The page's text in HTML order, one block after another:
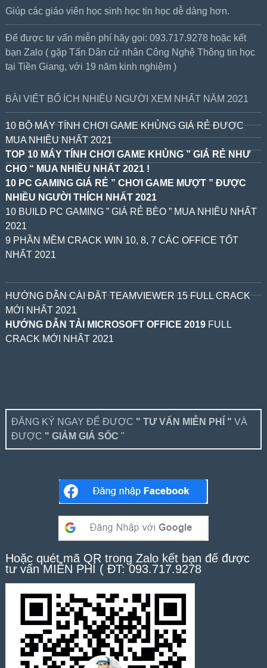
Giúp các giáo viên học sinh học tin học dễ dàng hơn.
Để được tư vấn miễn phí hãy gọi: 093.717.9278 hoặc kết
bạn Zalo ( gặp Tấn Dân cử nhân Công Nghệ Thông tin học
tại Tiền Giang, với 19 năm kinh nghiệm )
BÀI VIẾT BỔ ÍCH NHIỀU NGƯỜI XEM NHẤT NĂM 2021
10 BỘ MÁY TÍNH CHƠI GAME KHỦNG GIÁ RẺ ĐƯỢC
MUA NHIỀU NHẤT 2021
TOP 10 MÁY TÍNH CHƠI GAME KHỦNG ” GIÁ RẺ NHƯ
CHO “ MUA NHIỀU NHẤT 2021 !
10 PC GAMING GIÁ RẺ ” CHƠI GAME MƯỢT ” ĐƯỢC
NHIỀU NGƯỜI THÍCH NHẤT 2021
10 BUILD PC GAMING ” GIÁ RẺ BÈO ” MUA NHIỀU NHẤT
2021
9 PHẦN MỀM CRACK WIN 10, 8, 7 CÁC OFFICE TỐT
NHẤT 2021
HƯỚNG DẪN CÀI ĐẶT TEAMVIEWER 15 FULL CRACK
MỚI NHẤT 2021
HƯỚNG DẪN TẢI MICROSOFT OFFICE 2019FULL
CRACK MỚI NHẤT 2021
ĐĂNG KÝ NGAY ĐỂ ĐƯỢC " TƯ VẤN MIỄN PHÍ " VÀ
ĐƯỢC " GIẢM GIÁ SỐC "
Hoặc quét mã QR trong Zalo kết bạn để được
tư vấn MIỄN PHÍ ( ĐT: 093.717.9278